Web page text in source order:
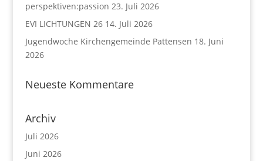
perspektiven:passion 23. Juli 2026
EVI LICHTUNGEN 26 14. Juli 2026
Jugendwoche Kirchengemeinde Pattensen 18. Juni
2026
Neueste Kommentare
Archiv
Juli 2026
Juni 2026